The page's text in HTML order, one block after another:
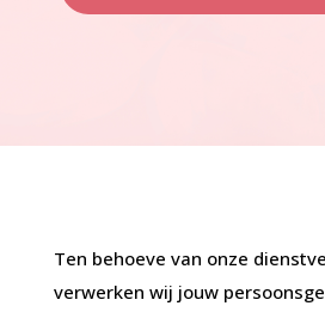
Ten behoeve van onze
verwerken wij jouw